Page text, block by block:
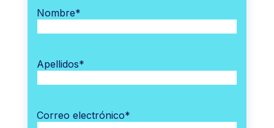
Nombre*
Apellidos*
Correo electrónico*